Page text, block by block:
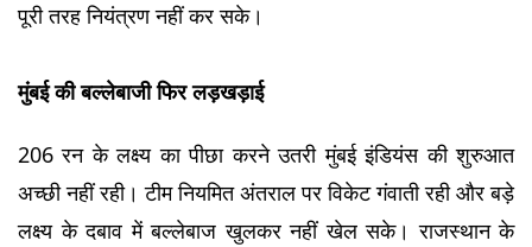
पूरी तरह नियंत्रण नहीं कर सके।
मुंबई की बल्लेबाजी फिर लड़खड़ाई
206 रन के लक्ष्य का पीछा करने उतरी मुंबई इंडियंस की शुरुआत
अच्छी नहीं रही। टीम नियमित अंतराल पर विकेट गंवाती रही और बड़े
लक्ष्य के दबाव में बल्लेबाज खुलकर नहीं खेल सके। राजस्थान के